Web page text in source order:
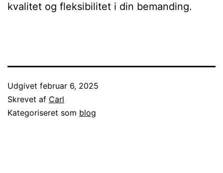
kvalitet og fleksibilitet i din bemanding.
Udgivet februar 6, 2025
Skrevet af Carl
Kategoriseret som blog